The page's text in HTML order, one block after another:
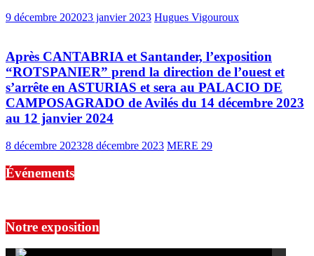
9 décembre 202023 janvier 2023 Hugues Vigouroux
Après CANTABRIA et Santander, l’exposition
“ROTSPANIER” prend la direction de l’ouest et
s’arrête en ASTURIAS et sera au PALACIO DE
CAMPOSAGRADO de Avilés du 14 décembre 2023
au 12 janvier 2024
8 décembre 202328 décembre 2023 MERE 29
Événements
Notre exposition